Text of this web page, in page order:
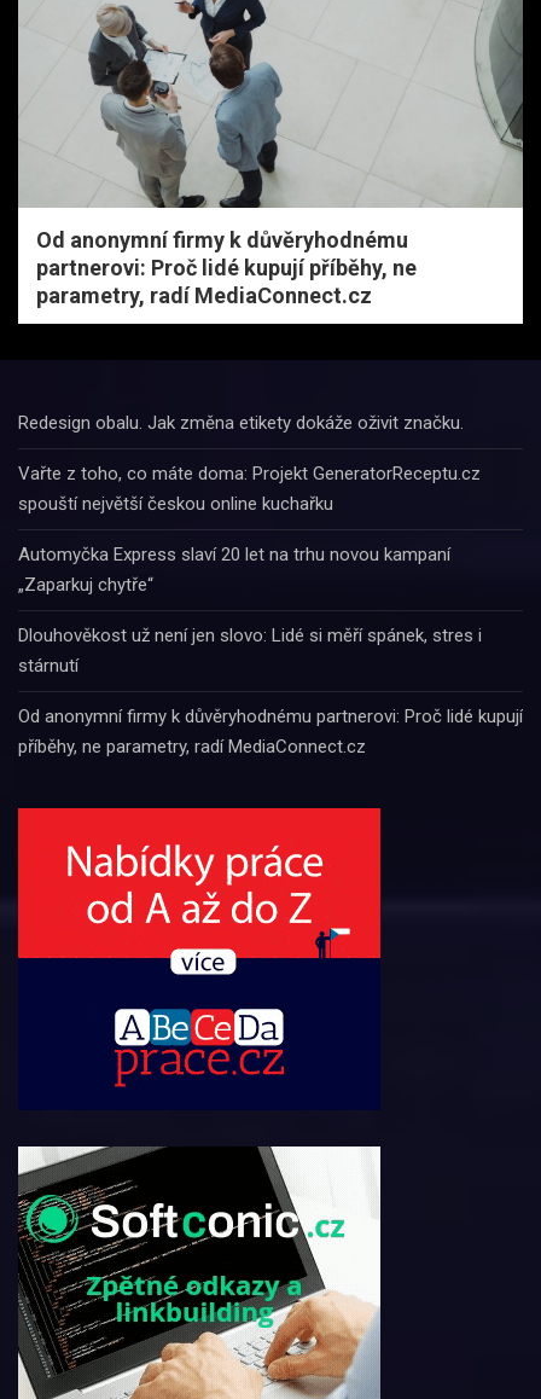
Od anonymní firmy k důvěryhodnému
partnerovi: Proč lidé kupují příběhy, ne
parametry, radí MediaConnect.cz
Redesign obalu. Jak změna etikety dokáže oživit značku.
Vařte z toho, co máte doma: Projekt GeneratorReceptu.cz
spouští největší českou online kuchařku
Automyčka Express slaví 20 let na trhu novou kampaní
„Zaparkuj chytře“
Dlouhověkost už není jen slovo: Lidé si měří spánek, stres i
stárnutí
Od anonymní firmy k důvěryhodnému partnerovi: Proč lidé kupují
příběhy, ne parametry, radí MediaConnect.cz